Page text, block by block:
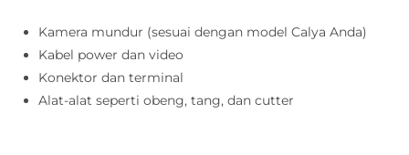
Kamera mundur (sesuai dengan model Calya Anda)
Kabel power dan video
Konektor dan terminal
Alat-alat seperti obeng, tang, dan cutter